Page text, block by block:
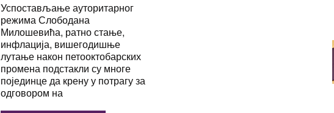
Успостављање ауторитарног
режима Слободана
Милошевића, ратно стање,
инфлација, вишегодишње
лутање након петооктобарских
промена подстакли су многе
појединце да крену у потрагу за
одговором на